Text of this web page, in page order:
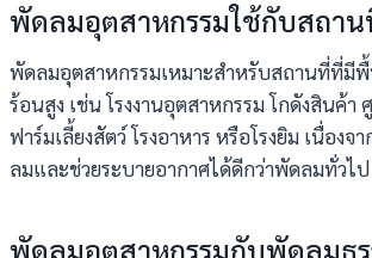
พัดลมอุตสาหกรรมใช้กับสถา
พัดลมอุตสาหกรรมเหมาะสำหรับสถานที่ที่มีพื้
ร้อนสูง เช่น โรงงานอุตสาหกรรม โกดังสินค้า
ฟาร์มเลี้ยงสัตว์ โรงอาหาร หรือโรงยิม เนื่องจ
ลมและช่วยระบายอากาศได้ดีกว่าพัดลมทั่วไป
พัดลมอุตสาหกรรมกับพัดลมธ